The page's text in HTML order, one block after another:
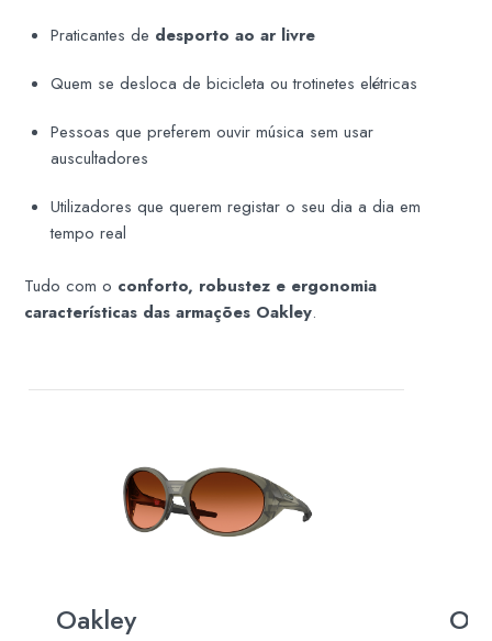
Praticantes de desporto ao ar livre
Quem se desloca de bicicleta ou trotinetes elétricas
Pessoas que preferem ouvir música sem usar
auscultadores
Utilizadores que querem registar o seu dia a dia em
tempo real
Tudo com o conforto, robustez e ergonomia
características das armações Oakley.
Oakley